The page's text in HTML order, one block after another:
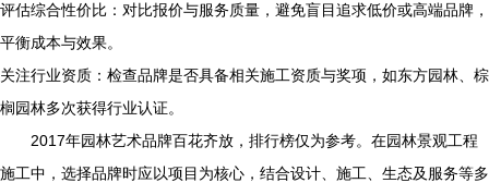
评估综合性价比：对比报价与服务质量，避免盲目追求低价或高端品牌，
平衡成本与效果。
关注行业资质：检查品牌是否具备相关施工资质与奖项，如东方园林、棕
榈园林多次获得行业认证。
2017年园林艺术品牌百花齐放，排行榜仅为参考。在园林景观工程
施工中，选择品牌时应以项目为核心，结合设计、施工、生态及服务等多